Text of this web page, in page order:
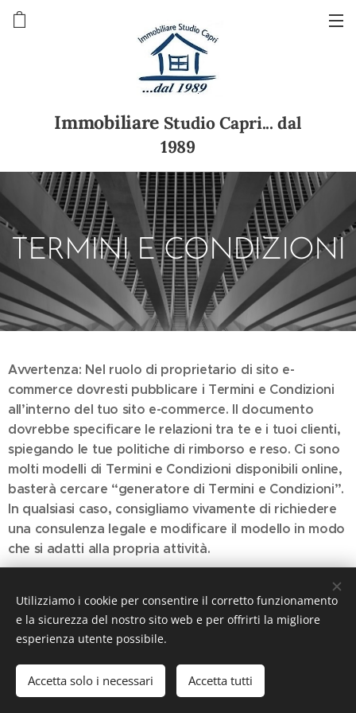
ImmobiliareStudio Capri... dal
1989
TERMINI E CONDIZIONI
Avvertenza: Nel ruolo di proprietario di sito e-
commerce dovresti pubblicare i Termini e Condizioni
all’interno del tuo sito e-commerce. Il documento
dovrebbe specificare le relazioni tra te e i tuoi clienti,
spiegando le tue politiche di rimborso e reso. Ci sono
molti modelli di Termini e Condizioni disponibili online,
basterà cercare “generatore di Termini e Condizioni”.
In qualsiasi caso, consigliamo vivamente di richiedere
una consulenza legale e modificare il modello in modo
che si adatti alla propria attività.
Creato con Webnode
Lingue
Italiano
English
Utilizziamo i cookie per consentire il corretto funzionamento
e la sicurezza del nostro sito web e per offrirti la migliore
esperienza utente possibile.
Accetta solo i necessari Accetta tutti